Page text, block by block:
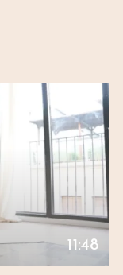
11:48